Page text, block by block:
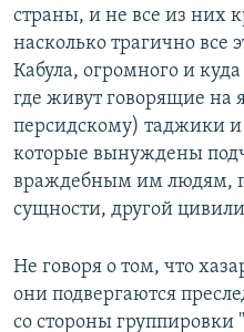
страны, и не все из них
насколько трагично все
Кабула, огромного и куда
где живут говорящие на
персидскому) таджики и
которые вынуждены
враждебным им людям,
сущности, другой
Не говоря о том, что
они подвергаются
со стороны группировки